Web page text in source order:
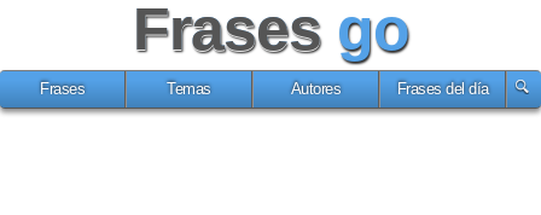
Frases go
Frases Temas Autores Frases del día